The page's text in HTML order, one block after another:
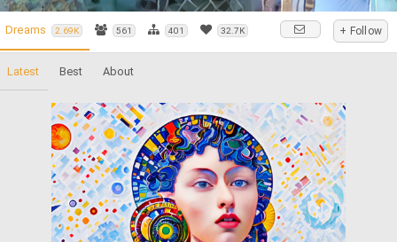
Dreams 2.69K 561 401 32.7K + Follow
Latest Best About